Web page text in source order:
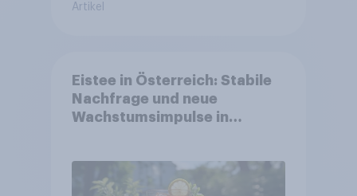
Artikel
Eistee in Österreich: Stabile
Nachfrage und neue
Wachstumsimpulse in